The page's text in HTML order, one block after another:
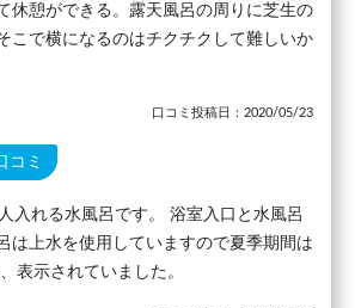
休憩ができる。露天風呂の周りに芝生の
こで横になるのはチクチクして難しいか
口コミ投稿日：2020/05/23
コミ
入れる水風呂です。 浴室入口と水風呂
は上水を使用していますので夏季期間は
表示されていました。